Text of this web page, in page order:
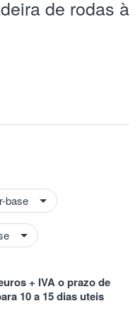
de rodas à
+ IVA o prazo de
10 a 15 dias uteis